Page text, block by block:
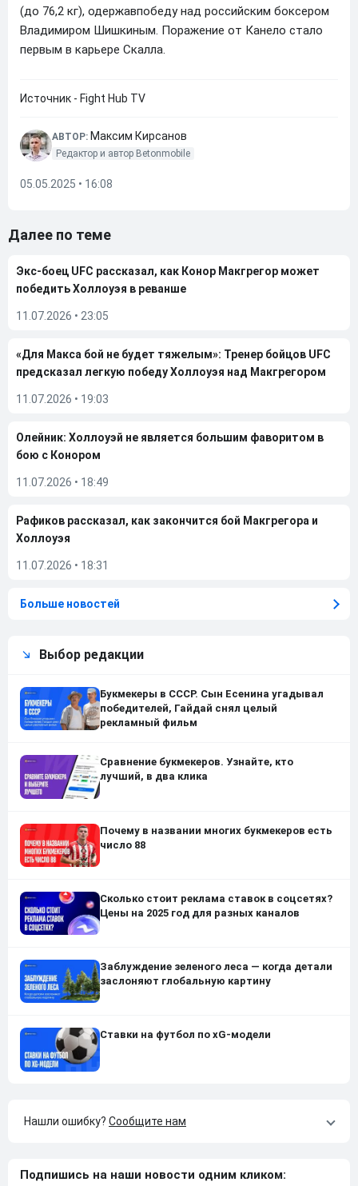
(до 76,2 кг), одержавпобеду над российским боксером
Владимиром Шишкиным. Поражение от Канело стало
первым в карьере Скалла.
Источник - Fight Hub TV
АВТОР: Максим Кирсанов
Редактор и автор Betonmobile
05.05.2025 • 16:08
Далее по теме
Экс-боец UFC рассказал, как Конор Макгрегор может
победить Холлоуэя в реванше
11.07.2026 • 23:05
«Для Макса бой не будет тяжелым»: Тренер бойцов UFC
предсказал легкую победу Холлоуэя над Макгрегором
11.07.2026 • 19:03
Олейник: Холлоуэй не является большим фаворитом в
бою с Конором
11.07.2026 • 18:49
Рафиков рассказал, как закончится бой Макгрегора и
Холлоуэя
11.07.2026 • 18:31
Больше новостей
Выбор редакции
Букмекеры в СССР. Сын Есенина угадывал
победителей, Гайдай снял целый
рекламный фильм
Сравнение букмекеров. Узнайте, кто
лучший, в два клика
Почему в названии многих букмекеров есть
число 88
Сколько стоит реклама ставок в соцсетях?
Цены на 2025 год для разных каналов
Заблуждение зеленого леса — когда детали
заслоняют глобальную картину
Ставки на футбол по xG-модели
Нашли ошибку? Сообщите нам
Подпишись на наши новости одним кликом: